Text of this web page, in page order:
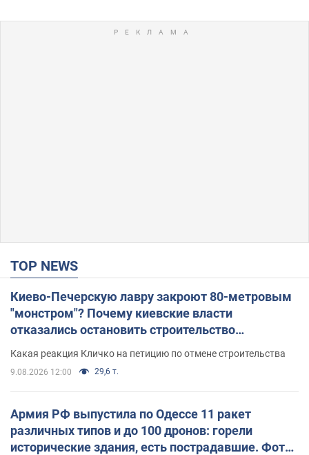
TOP NEWS
Киево-Печерскую лавру закроют 80-метровым
"монстром"? Почему киевские власти
отказались остановить строительство
Какая реакция Кличко на петицию по отмене строительства
9.08.2026 12:00 29,6 т.
Армия РФ выпустила по Одессе 11 ракет
различных типов и до 100 дронов: горели
исторические здания, есть пострадавшие. Фото